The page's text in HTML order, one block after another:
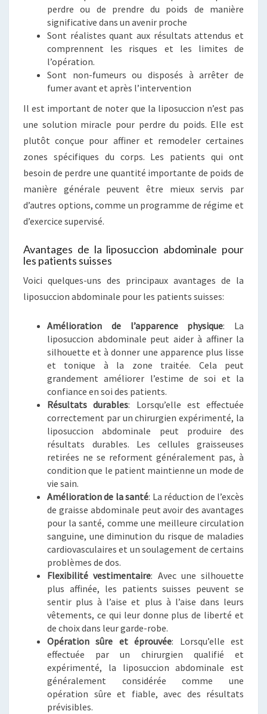
perdre ou de prendre du poids de manière
significative dans un avenir proche
Sont réalistes quant aux résultats attendus et
comprennent les risques et les limites de
l’opération.
Sont non-fumeurs ou disposés à arrêter de
fumer avant et après l’intervention
Il est important de noter que la liposuccion n’est pas
une solution miracle pour perdre du poids. Elle est
plutôt conçue pour affiner et remodeler certaines
zones spécifiques du corps. Les patients qui ont
besoin de perdre une quantité importante de poids de
manière générale peuvent être mieux servis par
d’autres options, comme un programme de régime et
d’exercice supervisé.
Avantages de la liposuccion abdominale pour
les patients suisses
Voici quelques-uns des principaux avantages de la
liposuccion abdominale pour les patients suisses:
Amélioration de l’apparence physique: La
liposuccion abdominale peut aider à affiner la
silhouette et à donner une apparence plus lisse
et tonique à la zone traitée. Cela peut
grandement améliorer l’estime de soi et la
confiance en soi des patients.
Résultats durables: Lorsqu’elle est effectuée
correctement par un chirurgien expérimenté, la
liposuccion abdominale peut produire des
résultats durables. Les cellules graisseuses
retirées ne se reforment généralement pas, à
condition que le patient maintienne un mode de
vie sain.
Amélioration de la santé: La réduction de l’excès
de graisse abdominale peut avoir des avantages
pour la santé, comme une meilleure circulation
sanguine, une diminution du risque de maladies
cardiovasculaires et un soulagement de certains
problèmes de dos.
Flexibilité vestimentaire: Avec une silhouette
plus affinée, les patients suisses peuvent se
sentir plus à l’aise et plus à l’aise dans leurs
vêtements, ce qui leur donne plus de liberté et
de choix dans leur garde-robe.
Opération sûre et éprouvée: Lorsqu’elle est
effectuée par un chirurgien qualifié et
expérimenté, la liposuccion abdominale est
généralement considérée comme une
opération sûre et fiable, avec des résultats
prévisibles.